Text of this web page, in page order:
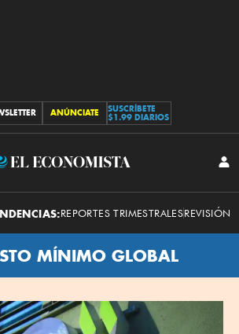
ANÚNCIATE
SUSCRÍBETE
$1.99 DIARIOS
El
Economista
REPORTES TRIMESTRALESREVISIÓN
MÍNIMO GLOBAL